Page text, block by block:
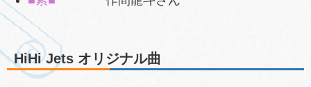
HiHi Jets オリジナル曲